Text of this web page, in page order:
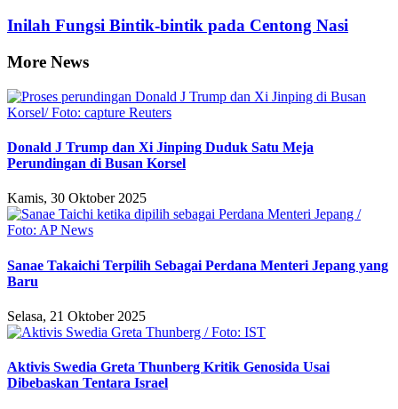
Inilah Fungsi Bintik-bintik pada Centong Nasi
More News
Donald J Trump dan Xi Jinping Duduk Satu Meja
Perundingan di Busan Korsel
Kamis, 30 Oktober 2025
Sanae Takaichi Terpilih Sebagai Perdana Menteri Jepang yang
Baru
Selasa, 21 Oktober 2025
Aktivis Swedia Greta Thunberg Kritik Genosida Usai
Dibebaskan Tentara Israel